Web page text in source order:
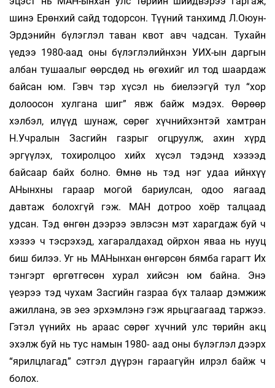
шинэ Ерөнхий сайд тодорсон. Түүний танхимд Л.Оюун-
Эрдэнийн бүлэглэл таван квот авч чадсан. Тухайн
үедээ 1980-аад оны бүлэглэлийнхэн УИХ-ын даргын
албан тушаалыг өөрсдөд нь өгөхийг ил тод шаардаж
байсан юм. Гэвч тэр хүсэл нь биелээгүй тул “хор
долоосон хулгана шиг” явж байж мэдэх. Өөрөөр
хэлбэл, илүүд шунаж, сөрөг хүчнийхэнтэй хамтран
Н.Учралын Засгийн газрыг огцруулж, ахин хүрд
эргүүлэх, тохиролцоо хийх хүсэл тэдэнд хэзээд
байсаар байх болно. Өмнө нь тэд нэг удаа ийнхүү
АНынхны гараар могой бариулсан, одоо яагаад
давтаж болохгүй гэж. МАН дотроо хоёр талцаад
удсан. Тэд өнгөн дээрээ эвлэсэн мэт харагдаж буй ч
хэзээ ч тэсрэхэд, хагаралдахад ойрхон яваа нь нууц
биш билээ. Уг нь МАНынхан өнгөрсөн бямба гарагт Их
тэнгэрт өргөтгөсөн хурал хийсэн юм байна. Энэ
үеэрээ тэд чухам Засгийн газраа бүх талаар дэмжиж
ажиллана, эв эеэ эрхэмлэнэ гэж ярьцгаагаад таржээ.
Гэтэл үүнийх нь араас сөрөг хүчний улс төрийн акц
эхэлж буй нь тус намын 1980- аад оны бүлэглэл дээрх
“ярилцлагад” сэтгэл дүүрэн гараагүйн илрэл байж ч
болох.